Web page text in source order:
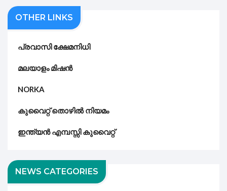
OTHER LINKS
പ്രവാസി ക്ഷേമനിധി
മലയാളം മിഷൻ
NORKA
കുവൈറ്റ് തൊഴിൽ നിയമം
ഇന്ത്യൻ എമ്പസ്സി കുവൈറ്റ്
NEWS CATEGORIES